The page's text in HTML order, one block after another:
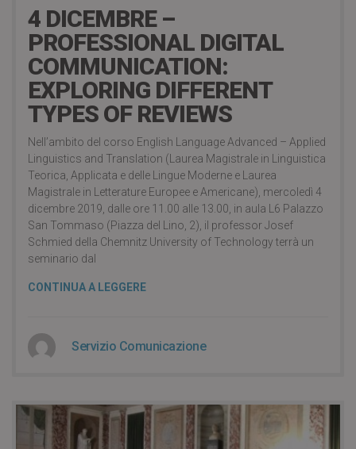
4 DICEMBRE –
PROFESSIONAL DIGITAL
COMMUNICATION:
EXPLORING DIFFERENT
TYPES OF REVIEWS
Nell’ambito del corso English Language Advanced – Applied
Linguistics and Translation (Laurea Magistrale in Linguistica
Teorica, Applicata e delle Lingue Moderne e Laurea
Magistrale in Letterature Europee e Americane), mercoledì 4
dicembre 2019, dalle ore 11.00 alle 13.00, in aula L6 Palazzo
San Tommaso (Piazza del Lino, 2), il professor Josef
Schmied della Chemnitz University of Technology terrà un
seminario dal
CONTINUA A LEGGERE
Servizio Comunicazione